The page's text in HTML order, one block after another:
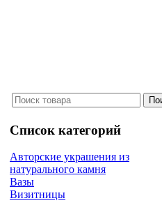
Список категорий
Авторские украшения из
натурального камня
Вазы
Визитницы